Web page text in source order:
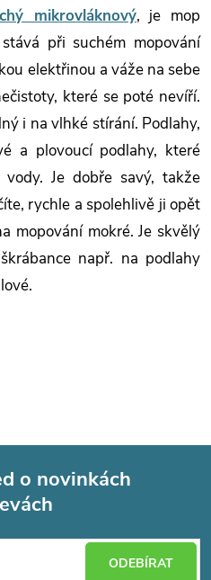
mikrovláknový, je mop
při suchém mopování
elektřinou a váže na sebe
které se poté nevíří.
i na vlhké stírání. Podlahy,
a plovoucí podlahy, které
Je dobře savý, takže
rychle a spolehlivě ji opět
mopování mokré. Je skvělý
např. na podlahy
o novinkách
ODEBÍRAT